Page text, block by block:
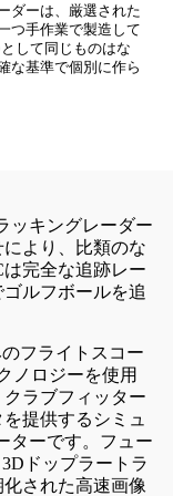
ダーは、厳選された
つ手作業で製造して
して同じものはな
な基準で個別に作ら
ッキングレーダー
より、比類のな
完全な追跡レー
ルフボールを追
フライトスコー
ノロジーを使用
ラブフィッター
提供するシミュ
ターです。フュー
ドップラートラ
された高速画像